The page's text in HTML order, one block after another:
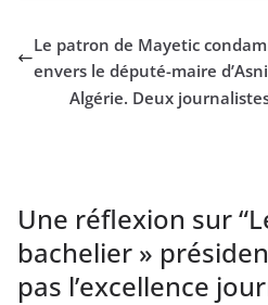
Le patron de Mayetic
envers le député-maire
Algérie. Deux
Une réflexion sur “
bachelier »
pas l’excellence